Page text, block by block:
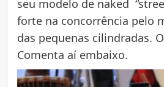
seu modelo de naked
forte na concorrência pelo
das pequenas cilindradas.
Comenta aí embaixo.